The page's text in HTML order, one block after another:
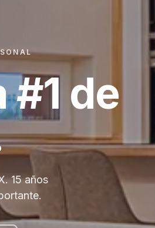
de
15 años